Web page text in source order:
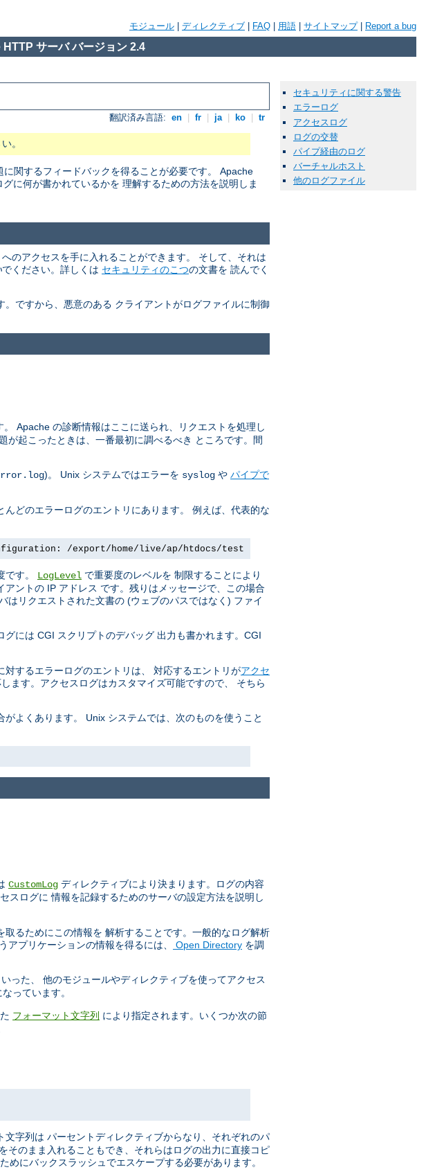
モジュール ディレクティブ FAQ 用語 サイトマップ| Report a bug
サーバ バージョン 2.4
翻訳済み言語: en fr ja ko tr
。
関するフィードバックを得ることが必要です。 Apache
に何が書かれているかを 理解するための方法を説明しま
のアクセスを手に入れることができます。 そして、それは
でください。詳しくは セキュリティのこつの文書を 読んでく
ですから、悪意のある クライアントがログファイルに制御
Apache の診断情報はここに送られ、リクエストを処理し
起こったときは、一番最初に調べるべき ところです。間
)。 Unix システムではエラーを syslog や パイプで
どのエラーログのエントリにあります。 例えば、代表的な
/export/home/live/ap/htdocs/test
です。 LogLevel で重要度のレベルを 制限することにより
ントの IP アドレス です。残りはメッセージで、この場合
はリクエストされた文書の (ウェブのパスではなく) ファイ
には CGI スクリプトのデバッグ 出力も書かれます。CGI
するエラーログのエントリは、 対応するエントリがアクセ
ます。アクセスログはカスタマイズ可能ですので、 そちら
よくあります。 Unix システムでは、次のものを使うこと
CustomLog ディレクティブにより決まります。ログの内容
スログに 情報を記録するためのサーバの設定方法を説明し
るためにこの情報を 解析することです。一般的なログ解析
プリケーションの情報を得るには、
Open Directory を調
った、 他のモジュールやディレクティブを使ってアクセス
っています。
フォーマット文字列 により指定されます。いくつか次の節
字列は パーセントディレクティブからなり、それぞれのパ
そのまま入れることもでき、それらはログの出力に直接コピ
にバックスラッシュでエスケープする必要があります。
セキュリティに関する警告
エラーログ
アクセスログ
ログの交替
パイプ経由のログ
バーチャルホスト
他のログファイル